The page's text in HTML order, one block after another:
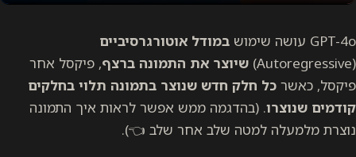
GPT-4o עושה שימוש
במודל אוטורגרסיביים
(Autoregressive)
שיוצר את התמונה ברצף, פיקסל אחר
פיקסל, כאשר כל חלק חדש שנוצר בתמונה תלוי בחלקים
קודמים שנוצרו. (בהדגמה ממש אפשר לראות איך התמונה
נוצרת מלמעלה למטה שלב אחר שלב 👈).